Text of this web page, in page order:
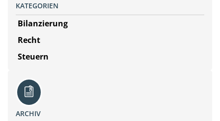
KATEGORIEN
Bilanzierung
Recht
Steuern
ARCHIV